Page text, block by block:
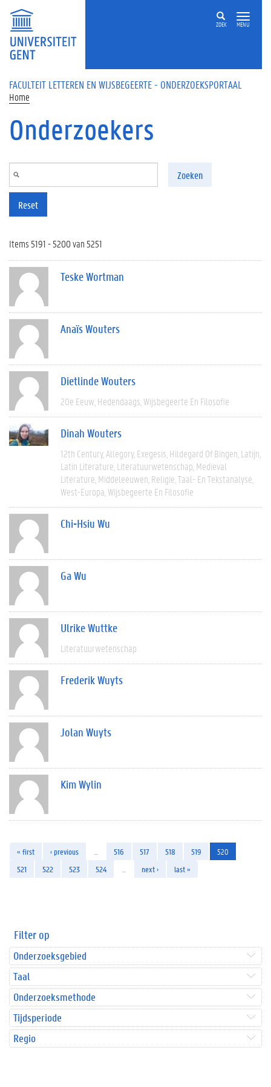
Overslaan en naar de inhoud gaan
ZOEK MENU
FACULTEIT LETTEREN EN WIJSBEGEERTE - ONDERZOEKSPORTAAL
Home
Onderzoekers
Zoeken
Reset
Items 5191 - 5200 van 5251
Teske Wortman
Anaïs Wouters
Dietlinde Wouters
20e Eeuw Hedendaags Wijsbegeerte En Filosofie
Dinah Wouters
12th Century Allegory Exegesis Hildegard Of Bingen Latijn
Latin Literature Literatuurwetenschap Medieval
Literature Middeleeuwen Religie Taal- En Tekstanalyse
West-Europa Wijsbegeerte En Filosofie
Chi-Hsiu Wu
Ga Wu
Ulrike Wuttke
Literatuurwetenschap
Frederik Wuyts
Jolan Wuyts
Kim Wylin
« first ‹ previous 516 517 518 519
520
521
522 523 524 next › last »
Filter op
Onderzoeksgebied
Taal
Onderzoeksmethode
Tijdsperiode
Regio